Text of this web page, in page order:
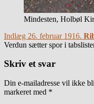
Mindesten, Holbøl
Indlæg 26. februar 1916.
Verdun sætter spor i
Skriv et svar
Din e-mailadresse vil ikke
markeret med *